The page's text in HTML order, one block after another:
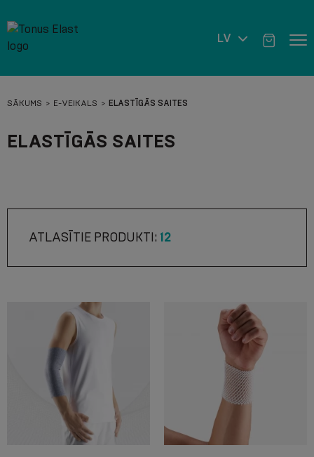
LV
SĀKUMS E-VEIKALS ELASTĪGĀS SAITES
ELASTĪGĀS SAITES
ATLASĪTIE PRODUKTI: 12